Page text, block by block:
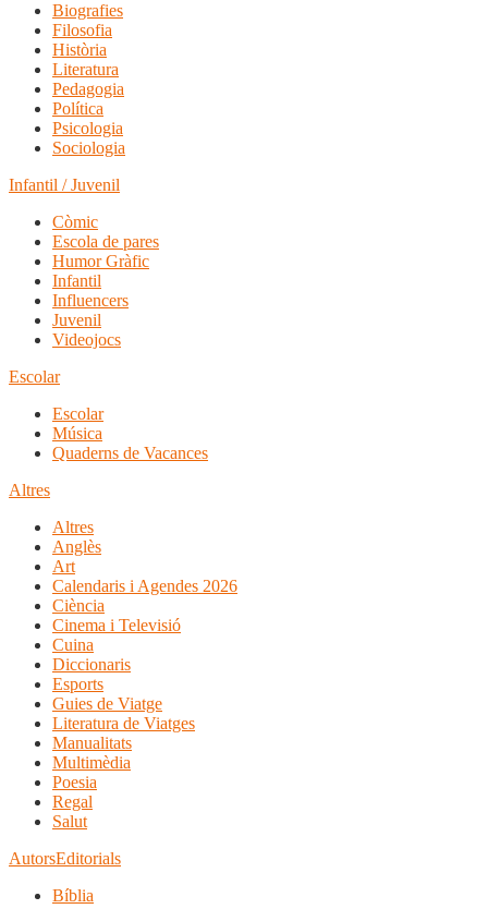
Biografies
Filosofia
Història
Literatura
Pedagogia
Política
Psicologia
Sociologia
Infantil / Juvenil
Còmic
Escola de pares
Humor Gràfic
Infantil
Influencers
Juvenil
Videojocs
Escolar
Escolar
Música
Quaderns de Vacances
Altres
Altres
Anglès
Art
Calendaris i Agendes 2026
Ciència
Cinema i Televisió
Cuina
Diccionaris
Esports
Guies de Viatge
Literatura de Viatges
Manualitats
Multimèdia
Poesia
Regal
Salut
AutorsEditorials
Bíblia